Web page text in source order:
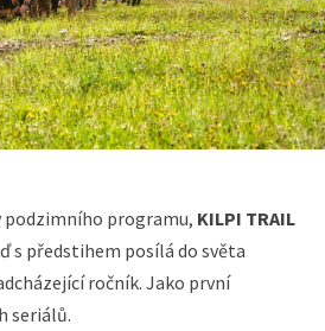
programu, KILPI TRAIL
s předstihem posílá do světa
ročník. Jako první
seriálů.